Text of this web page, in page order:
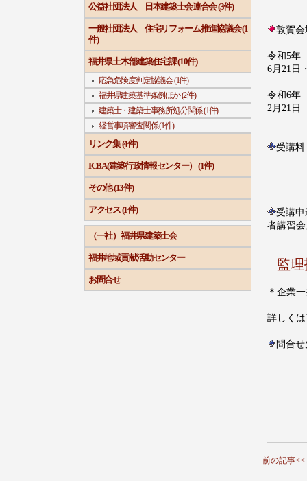
公益社団法人 日本建築士会連合会 (3件)
一般社団法人 住宅リフォーム推進協議会 (1
件)
福井県土木部建築住宅課 (10件)
応急危険度判定協議会 (1件)
福井県建築基準条例ほか (2件)
建築士・建築士事務所処分関係 (1件)
経営事項審査関係 (1件)
リンク集 (4件)
ICBA(建築行政情報センター） (1件)
その他 (13件)
アクセス (1件)
（一社）福井県建築士会
福井地域貢献活動センター
お問合せ
敦賀
令和5年
6月21日
令和6年
2月21日
受講
受講
者講習
監
＊企業
詳しく
問合
前の記事<<